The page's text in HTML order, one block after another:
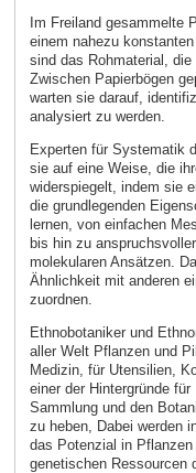
Im Freiland gesammelte
einem nahezu
sind das Rohmaterial,
Zwischen Papierbögen
warten sie darauf,
analysiert zu werden.
Experten für Systematik
sie auf eine Weise, die
widerspiegelt, indem sie
die grundlegenden
lernen, von einfachen
bis hin zu
molekularen Ansätzen.
Ähnlichkeit mit anderen
zuordnen.
Ethnobotaniker und
aller Welt Pflanzen und
Medizin, für Utensilien,
einer der Hintergründe
Sammlung und den
zu heben, Dabei werden
das Potenzial in
genetischen Ressourcen